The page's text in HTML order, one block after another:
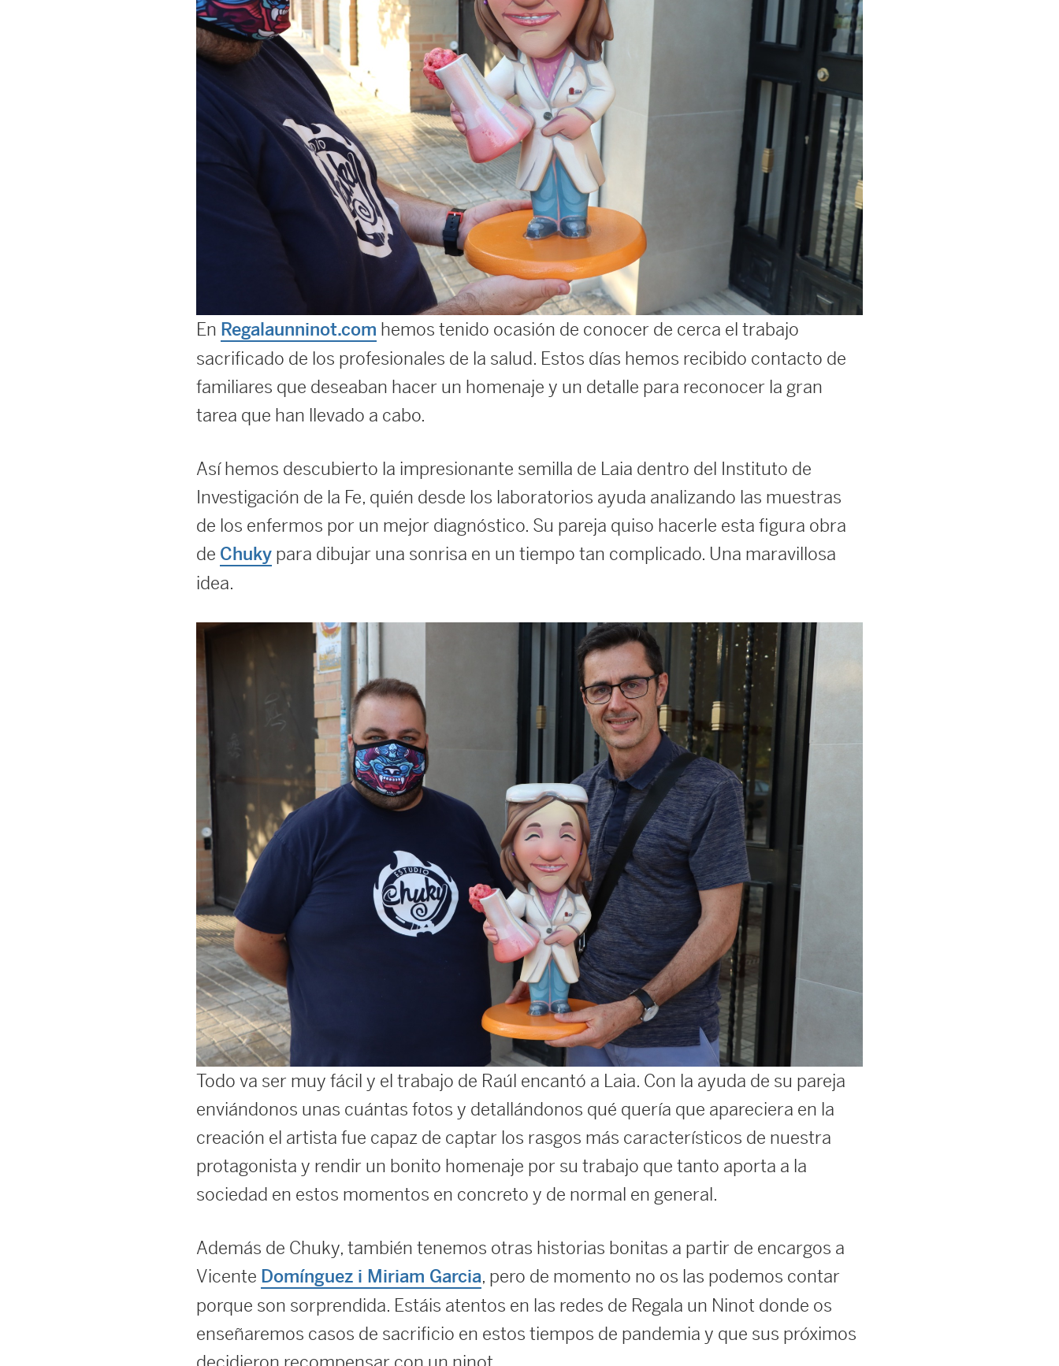
En Regalaunninot.com hemos tenido ocasión de conocer de cerca el trabajo
sacrificado de los profesionales de la salud. Estos días hemos recibido contacto de
familiares que deseaban hacer un homenaje y un detalle para reconocer la gran
tarea que han llevado a cabo.
Así hemos descubierto la impresionante semilla de Laia dentro del Instituto de
Investigación de la Fe, quién desde los laboratorios ayuda analizando las muestras
de los enfermos por un mejor diagnóstico. Su pareja quiso hacerle esta figura obra
de Chuky para dibujar una sonrisa en un tiempo tan complicado. Una maravillosa
idea.
Todo va ser muy fácil y el trabajo de Raúl encantó a Laia. Con la ayuda de su pareja
enviándonos unas cuántas fotos y detallándonos qué quería que apareciera en la
creación el artista fue capaz de captar los rasgos más característicos de nuestra
protagonista y rendir un bonito homenaje por su trabajo que tanto aporta a la
sociedad en estos momentos en concreto y de normal en general.
Además de Chuky, también tenemos otras historias bonitas a partir de encargos a
Vicente Domínguez i Miriam Garcia, pero de momento no os las podemos contar
porque son sorprendida. Estáis atentos en las redes de Regala un Ninot donde os
enseñaremos casos de sacrificio en estos tiempos de pandemia y que sus próximos